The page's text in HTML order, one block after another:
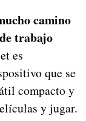
camino
trabajo
es
que se
compacto y
y jugar.